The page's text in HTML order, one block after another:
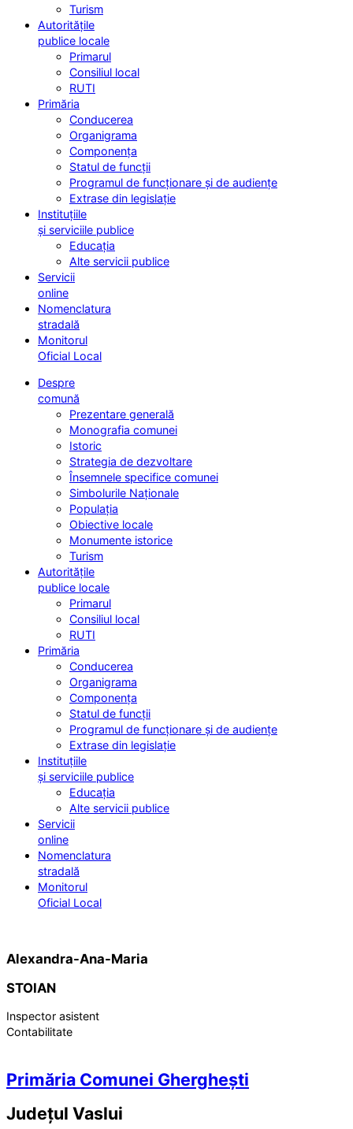
Turism
Autoritățile
publice locale
Primarul
Consiliul local
RUTI
Primăria
Conducerea
Organigrama
Componența
Statul de funcții
Programul de funcționare și de audiențe
Extrase din legislație
Instituțiile
și serviciile publice
Educația
Alte servicii publice
Servicii
online
Nomenclatura
stradală
Monitorul
Oficial Local
Despre
comună
Prezentare generală
Monografia comunei
Istoric
Strategia de dezvoltare
Însemnele specifice comunei
Simbolurile Naționale
Populația
Obiective locale
Monumente istorice
Turism
Autoritățile
publice locale
Primarul
Consiliul local
RUTI
Primăria
Conducerea
Organigrama
Componența
Statul de funcții
Programul de funcționare și de audiențe
Extrase din legislație
Instituțiile
și serviciile publice
Educația
Alte servicii publice
Servicii
online
Nomenclatura
stradală
Monitorul
Oficial Local
Alexandra-Ana-Maria
STOIAN
Inspector asistent
Contabilitate
Primăria Comunei Gherghești
Județul Vaslui